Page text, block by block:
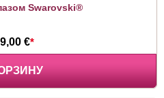
Swarovski®
€*